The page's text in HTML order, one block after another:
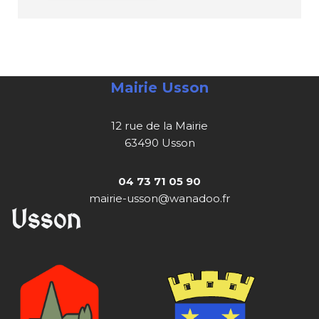
Mairie Usson
12 rue de la Mairie
63490 Usson
04 73 71 05 90
mairie-usson@wanadoo.fr
Usson